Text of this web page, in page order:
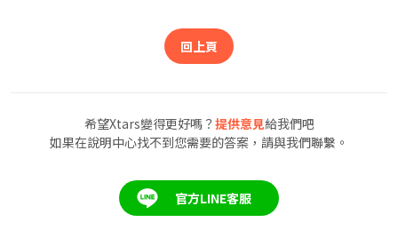
回上頁
希望Xtars變得更好嗎？ 提供意見給我們吧
如果在說明中心找不到您需要的答案，請與我們聯繫。
官方LINE客服